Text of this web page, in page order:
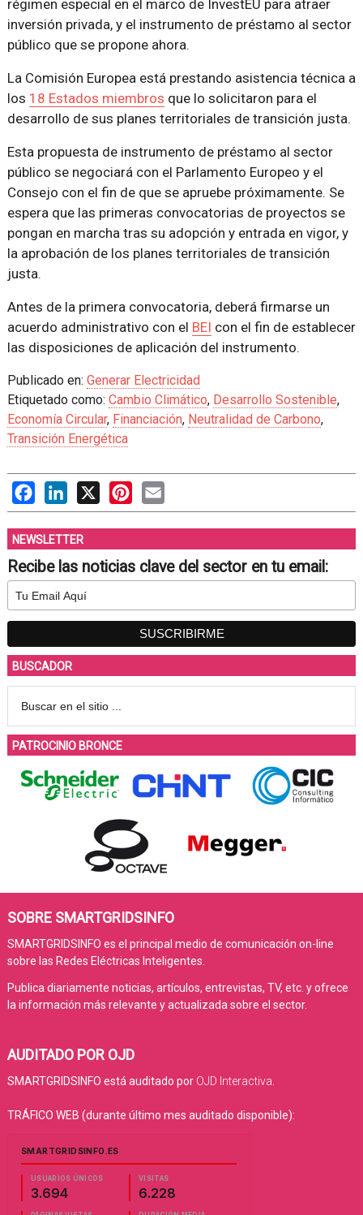
régimen especial en el marco de InvestEU para atraer
inversión privada, y el instrumento de préstamo al sector
público que se propone ahora.
La Comisión Europea está prestando asistencia técnica a
los 18 Estados miembros que lo solicitaron para el
desarrollo de sus planes territoriales de transición justa.
Esta propuesta de instrumento de préstamo al sector
público se negociará con el Parlamento Europeo y el
Consejo con el fin de que se apruebe próximamente. Se
espera que las primeras convocatorias de proyectos se
pongan en marcha tras su adopción y entrada en vigor, y
la aprobación de los planes territoriales de transición
justa.
Antes de la primera convocatoria, deberá firmarse un
acuerdo administrativo con el BEI con el fin de establecer
las disposiciones de aplicación del instrumento.
Publicado en: Generar Electricidad
Etiquetado como: Cambio Climático, Desarrollo Sostenible,
Economía Circular, Financiación, Neutralidad de Carbono,
Transición Energética
FacebookLinkedIn
X PinterestEmail
NEWSLETTER
Recibe las noticias clave del sector en tu email:
BUSCADOR
PATROCINIO BRONCE
SOBRE SMARTGRIDSINFO
SMARTGRIDSINFO es el principal medio de comunicación on-line
sobre las Redes Eléctricas Inteligentes.
Publica diariamente noticias, artículos, entrevistas, TV, etc. y ofrece
la información más relevante y actualizada sobre el sector.
AUDITADO POR OJD
SMARTGRIDSINFO está auditado por OJD Interactiva
TRÁFICO WEB (durante último mes auditado disponible):